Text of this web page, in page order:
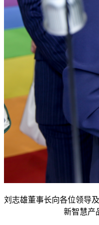
刘志雄董事长向各位领导
新智慧产